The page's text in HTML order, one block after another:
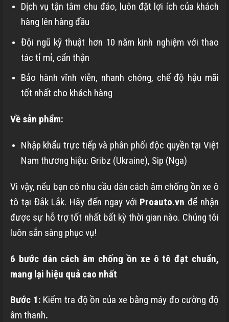
Dịch vụ tận tâm chu đáo, luôn đặt lợi ích của khách
hàng lên hàng đầu
Đội ngũ kỹ thuật hơn 10 năm kinh nghiệm với thao
tác tỉ mỉ, cẩn thận
Bảo hành vĩnh viễn, nhanh chóng, chế độ hậu mãi
tốt nhất cho khách hàng
Về sản phẩm:
Nhập khẩu trực tiếp và phân phối độc quyền tại Việt
Nam thương hiệu: Gribz (Ukraine), Sip (Nga)
Vì vậy, nếu bạn có nhu cầu dán cách âm chống ồn xe ô
tô tại Đắk Lắk. Hãy đến ngay với Proauto.vn để nhận
được sự hỗ trợ tốt nhất bất kỳ thời gian nào. Chúng tôi
luôn sẵn sàng phục vụ!
6 bước dán cách âm chống ồn xe ô tô đạt chuẩn,
mang lại hiệu quả cao nhất
Bước 1: Kiểm tra độ ồn của xe bằng máy đo cường độ
âm thanh.